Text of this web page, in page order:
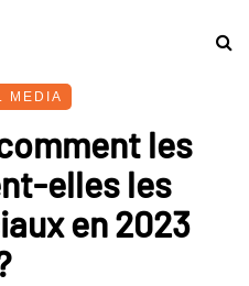
MEDIA
les
elles les
en 2023